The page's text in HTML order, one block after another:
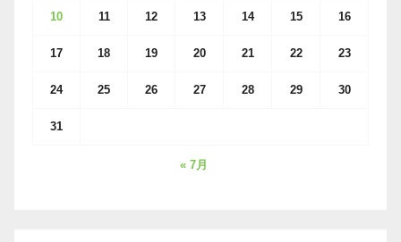
10 11 12 13 14 15 16
17 18 19 20 21 22 23
24 25 26 27 28 29 30
31
« 7月